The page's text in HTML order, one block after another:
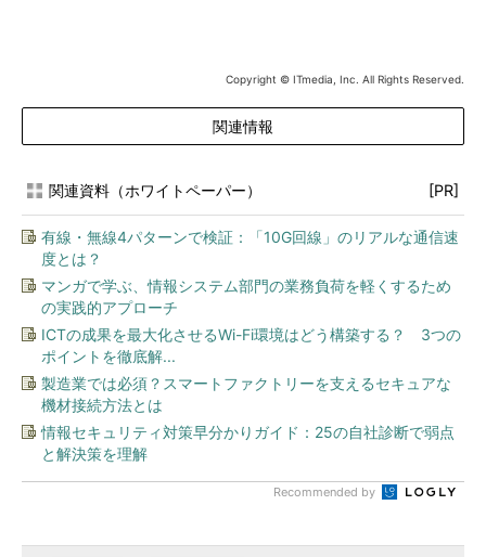
Copyright © ITmedia, Inc. All Rights Reserved.
関連情報
関連資料（ホワイトペーパー） [PR]
有線・無線4パターンで検証：「10G回線」のリアルな通信速
度とは？
マンガで学ぶ、情報システム部門の業務負荷を軽くするため
の実践的アプローチ
ICTの成果を最大化させるWi-Fi環境はどう構築する？ 3つの
ポイントを徹底解...
製造業では必須？スマートファクトリーを支えるセキュアな
機材接続方法とは
情報セキュリティ対策早分かりガイド：25の自社診断で弱点
と解決策を理解
Recommended by